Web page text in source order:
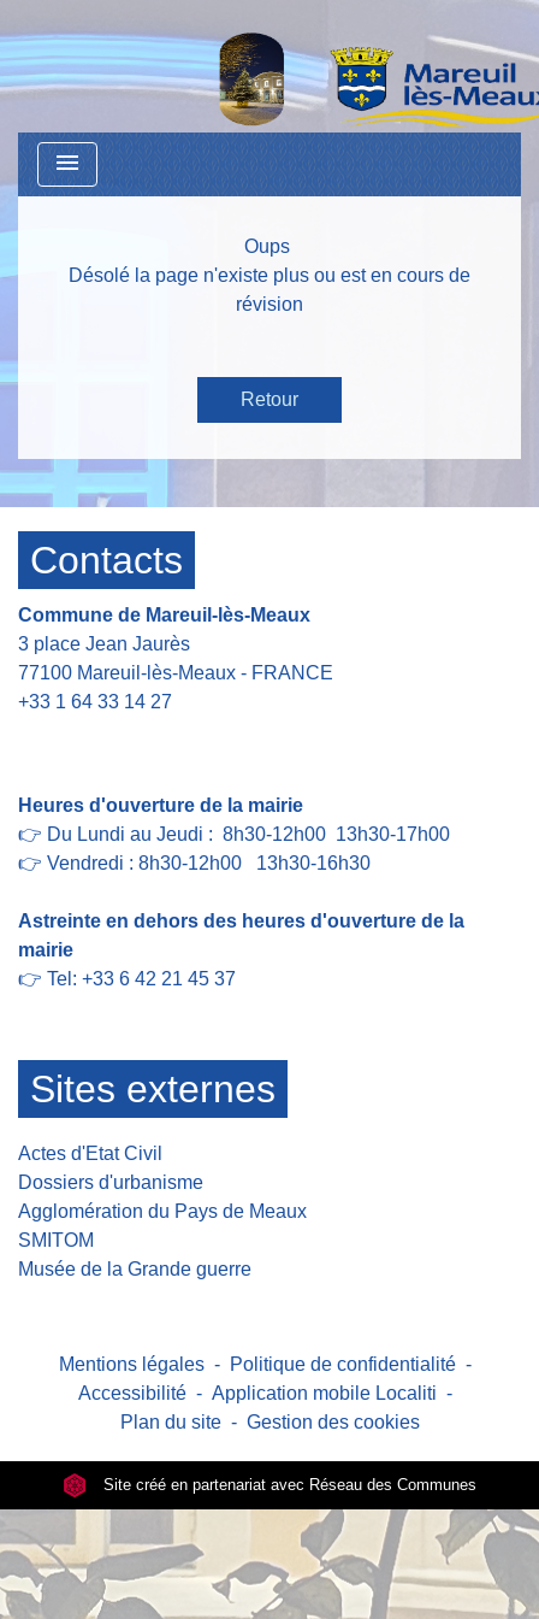
menu
Oups
Désolé la page n'existe plus ou est en cours de
révision
Retour
Contacts
Commune de Mareuil-lès-Meaux
3 place Jean Jaurès
77100 Mareuil-lès-Meaux - FRANCE
+33 1 64 33 14 27
Heures d'ouverture de la mairie
👉 Du Lundi au Jeudi : 8h30-12h00 13h30-17h00
👉 Vendredi : 8h30-12h00 13h30-16h30
Astreinte en dehors des heures d'ouverture de la
mairie
👉 Tel: +33 6 42 21 45 37
Sites externes
Actes d'Etat Civil
Dossiers d'urbanisme
Agglomération du Pays de Meaux
SMITOM
Musée de la Grande guerre
Mentions légales - Politique de confidentialité -
Accessibilité - Application mobile Localiti -
Plan du site - Gestion des cookies
Site créé en partenariat avec Réseau des Communes